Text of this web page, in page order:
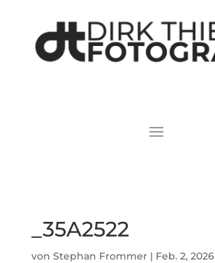
_35A2522
von Stephan Frommer| Feb. 2, 2026